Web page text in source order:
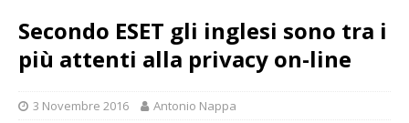
Secondo ESET gli inglesi sono tra i
più attenti alla privacy on-line
3 Novembre 2016 Antonio Nappa